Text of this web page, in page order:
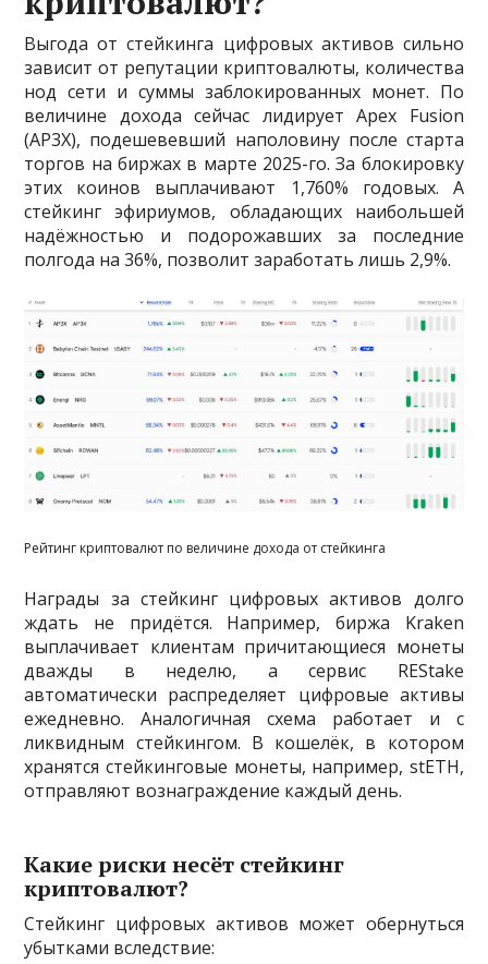
Выгода от стейкинга цифровых активов сильно
зависит от репутации криптовалюты, количества
нод сети и суммы заблокированных монет. По
величине дохода сейчас лидирует Apex Fusion
(AP3X), подешевевший наполовину после старта
торгов на биржах в марте 2025-го. За блокировку
этих коинов выплачивают 1,760% годовых. А
стейкинг эфириумов, обладающих наибольшей
надёжностью и подорожавших за последние
полгода на 36%, позволит заработать лишь 2,9%.
Рейтинг криптовалют по величине дохода от стейкинга
Награды за стейкинг цифровых активов долго
ждать не придётся. Например, биржа Kraken
выплачивает клиентам причитающиеся монеты
дважды в неделю, а сервис REStake
автоматически распределяет цифровые активы
ежедневно. Аналогичная схема работает и с
ликвидным стейкингом. В кошелёк, в котором
хранятся стейкинговые монеты, например, stETH,
отправляют вознаграждение каждый день.
Какие риски несёт стейкинг
криптовалют?
Стейкинг цифровых активов может обернуться
убытками вследствие: